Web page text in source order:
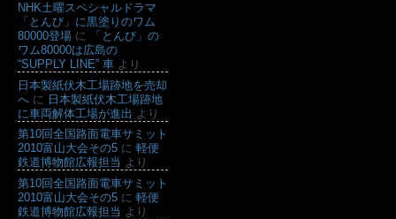
NHK土曜スペシャルドラマ
「とんび」に黒塗りのワム
80000登場 に
「とんび」の
ワム80000は広島の
“SUPPLY LINE” 車 より
日本製紙伏木工場跡地を売却
へ に 日本製紙伏木工場跡地
に車両解体工場が進出 より
第10回全国路面電車サミット
2010富山大会その5 に 軽便
鉄道博物館広報担当 より
第10回全国路面電車サミット
2010富山大会その5 に 軽便
鉄道博物館広報担当 より